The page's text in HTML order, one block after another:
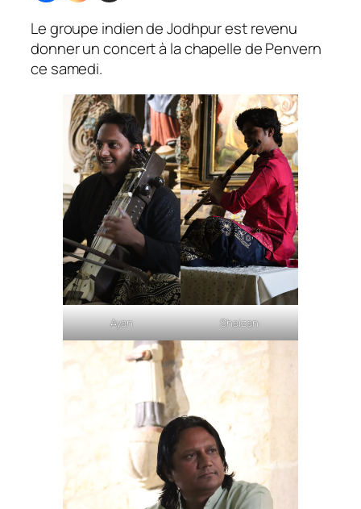
Le groupe indien de Jodhpur est revenu
donner un concert à la chapelle de Penvern
ce samedi.
Ayan Shaizan